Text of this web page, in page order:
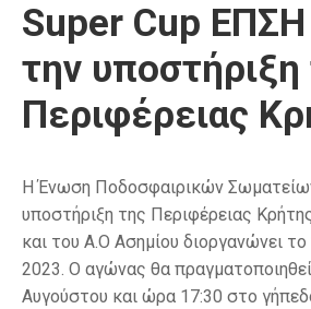
Super Cup
την υποστήριξη
Περιφέρειας
H Ένωση Ποδοσφαιρικών
υποστήριξη της Περιφέρειας
και του Α.Ο Ασημίου διοργανώνει
2023. Ο αγώνας θα
Αυγούστου και ώρα 17:30 στο